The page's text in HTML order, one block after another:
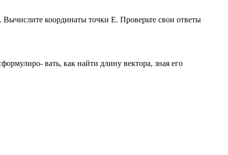
координаты точки Е. Проверьте свои ответы
вать, как найти длину вектора, зная его